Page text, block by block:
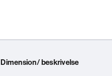
Dimension/ beskrivelse